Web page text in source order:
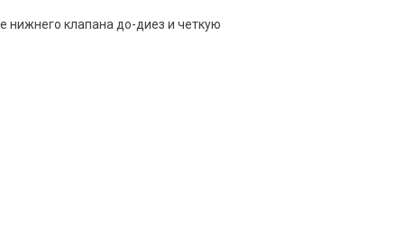
нижнего клапана до-диез и четкую